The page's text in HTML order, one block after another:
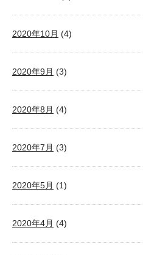
2020年10月 (4)
2020年9月 (3)
2020年8月 (4)
2020年7月 (3)
2020年5月 (1)
2020年4月 (4)